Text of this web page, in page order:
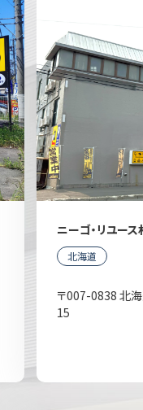
ニーゴ・リユー
北海道
〒007-0838 北
15